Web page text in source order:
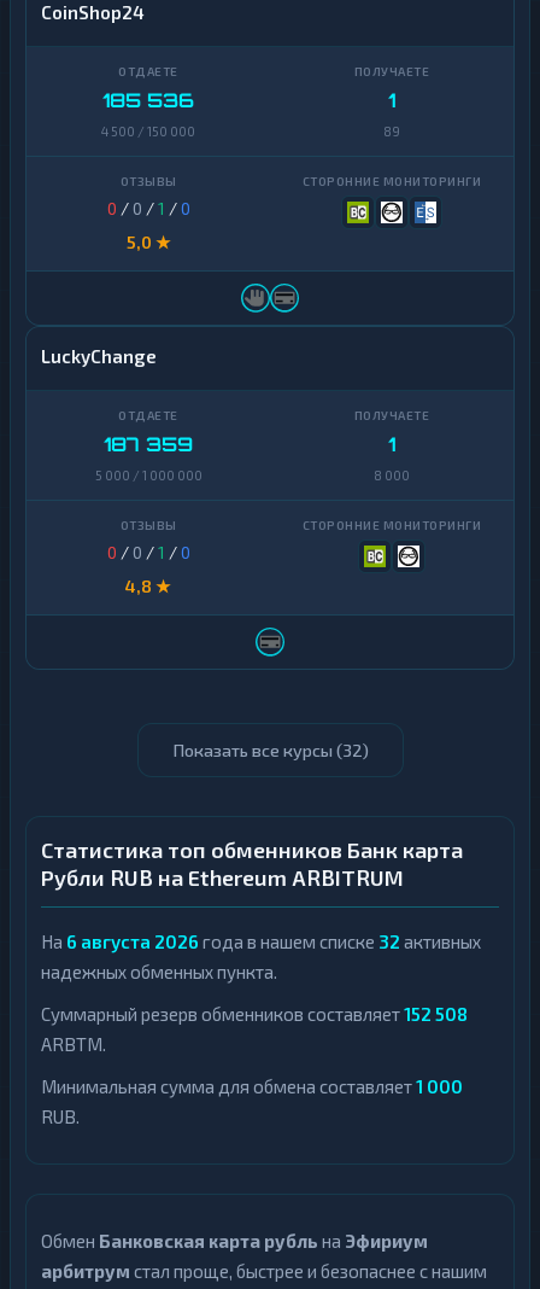
CoinShop24
185 536
4 500 / 150 000
1
89
0 / 0 /1 /0
5,0 ★
LuckyChange
187 359
5 000 / 1 000 000
1
8 000
0 / 0 /1 /0
4,8 ★
Показать все курсы (32)
Статистика топ обменников Банк карта
Рубли RUB на Ethereum ARBITRUM
На 6 августа 2026 года в нашем списке 32 активных
надежных обменных пункта.
Суммарный резерв обменников составляет152 508
ARBTM.
Минимальная сумма для обмена составляет1 000
RUB.
Обмен Банковская карта рубль на Эфириум
арбитрум стал проще, быстрее и безопаснее с нашим